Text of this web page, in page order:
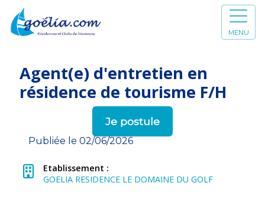
MENU
Agent(e) d'entretien en
résidence de tourisme F/H
Je postule
Publiée le 02/06/2026
Etablissement :
GOELIA RESIDENCE LE DOMAINE DU GOLF